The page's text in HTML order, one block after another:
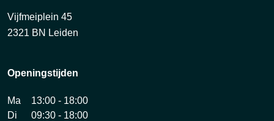
Vijfmeiplein 45
2321 BN Leiden
Openingstijden
Ma
13:00 - 18:00
Di
09:30 - 18:00